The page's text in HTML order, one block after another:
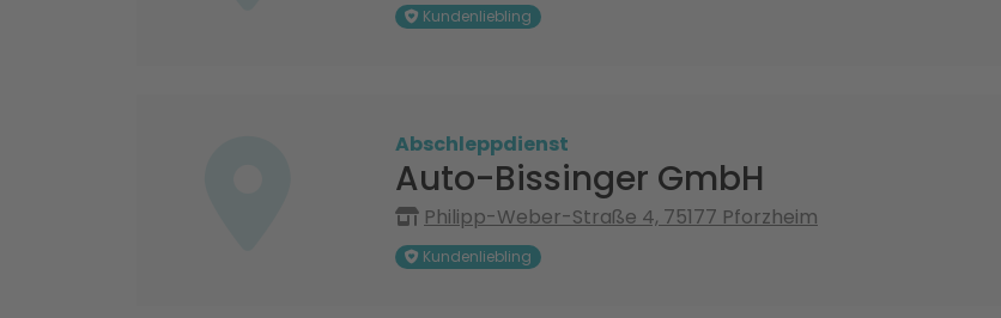
Kundenliebling
Abschleppdienst
Auto-Bissinger GmbH
Philipp-Weber-Straße 4, 75177 Pforzheim
Kundenliebling